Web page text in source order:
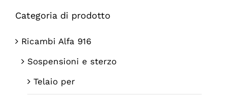
Categoria di prodotto
Ricambi Alfa 916
Sospensioni e sterzo
Telaio per